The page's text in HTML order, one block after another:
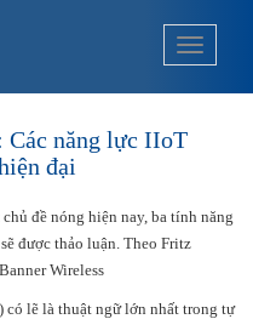
Các năng lực IIoT
đại
đề nóng hiện nay, ba tính năng
được thảo luận. Theo Fritz
Wireless
lẽ là thuật ngữ lớn nhất trong tự